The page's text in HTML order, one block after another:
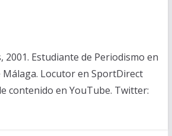
2001. Estudiante de Periodismo en
Málaga. Locutor en SportDirect
contenido en YouTube. Twitter: